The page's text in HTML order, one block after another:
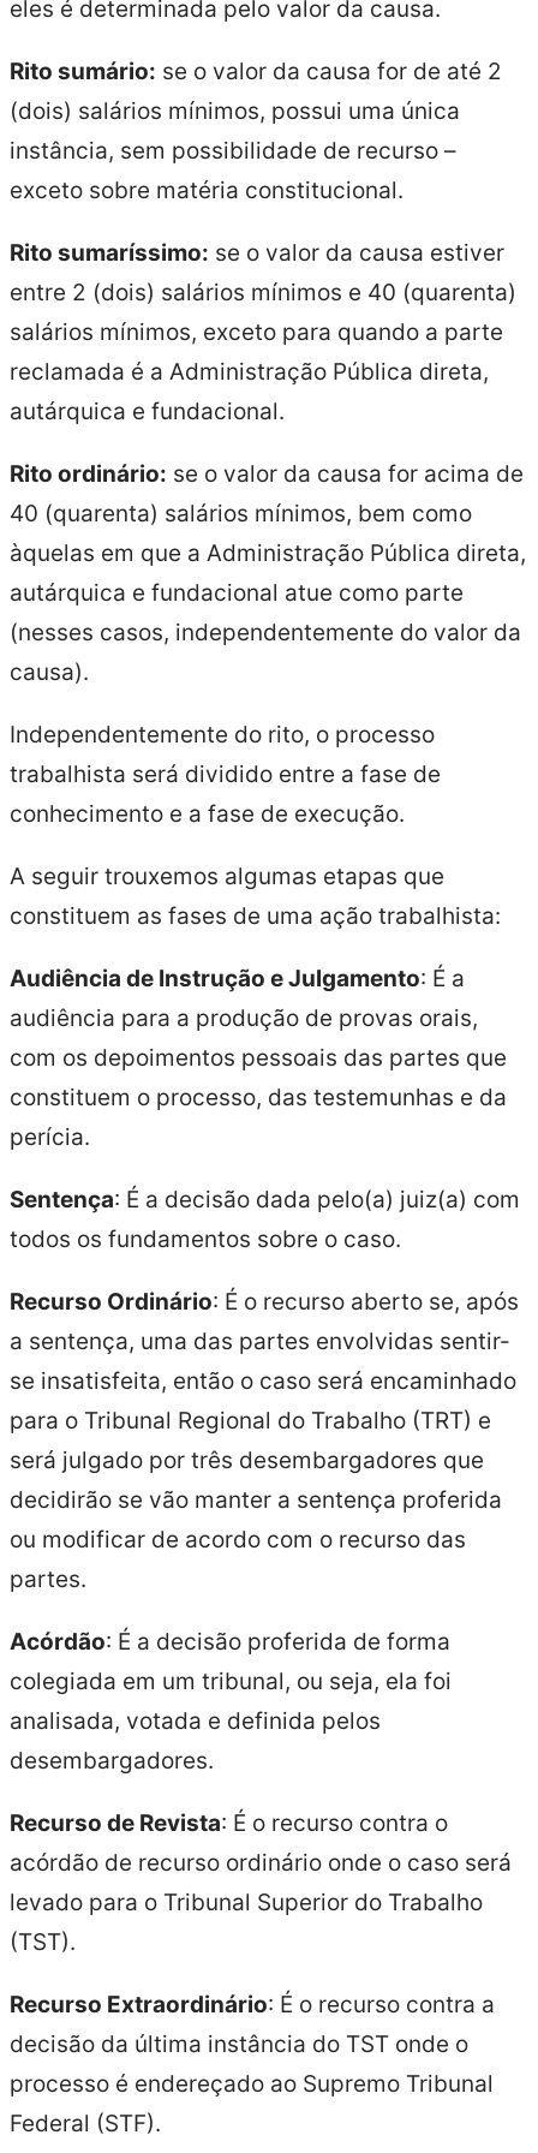
eles é determinada pelo valor da causa.
Rito sumário: se o valor da causa for de até 2
(dois) salários mínimos, possui uma única
instância, sem possibilidade de recurso –
exceto sobre matéria constitucional.
Rito sumaríssimo: se o valor da causa estiver
entre 2 (dois) salários mínimos e 40 (quarenta)
salários mínimos, exceto para quando a parte
reclamada é a Administração Pública direta,
autárquica e fundacional.
Rito ordinário: se o valor da causa for acima de
40 (quarenta) salários mínimos, bem como
àquelas em que a Administração Pública direta,
autárquica e fundacional atue como parte
(nesses casos, independentemente do valor da
causa).
Independentemente do rito, o processo
trabalhista será dividido entre a fase de
conhecimento e a fase de execução.
A seguir trouxemos algumas etapas que
constituem as fases de uma ação trabalhista:
Audiência de Instrução e Julgamento: É a
audiência para a produção de provas orais,
com os depoimentos pessoais das partes que
constituem o processo, das testemunhas e da
perícia.
Sentença: É a decisão dada pelo(a) juiz(a) com
todos os fundamentos sobre o caso.
Recurso Ordinário: É o recurso aberto se, após
a sentença, uma das partes envolvidas sentir-
se insatisfeita, então o caso será encaminhado
para o Tribunal Regional do Trabalho (TRT) e
será julgado por três desembargadores que
decidirão se vão manter a sentença proferida
ou modificar de acordo com o recurso das
partes.
Acórdão: É a decisão proferida de forma
colegiada em um tribunal, ou seja, ela foi
analisada, votada e definida pelos
desembargadores.
Recurso de Revista: É o recurso contra o
acórdão de recurso ordinário onde o caso será
levado para o Tribunal Superior do Trabalho
(TST).
Recurso Extraordinário: É o recurso contra a
decisão da última instância do TST onde o
processo é endereçado ao Supremo Tribunal
Federal (STF).